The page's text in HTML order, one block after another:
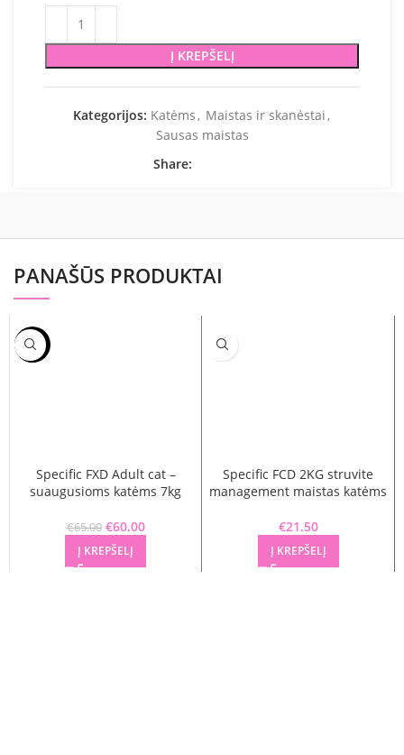
Į KREPŠELĮ
Kategorijos: Katėms , Maistas ir skanėstai ,
Sausas maistas
Share:
PANAŠŪS PRODUKTAI
-8%
Specific FXD Adult cat –
suaugusioms katėms 7kg
€65.00 Original price was: €65.00.
€60.00Current price is: €60.00.
Į KREPŠELĮ
Specific FCD 2KG struvite
management maistas katėms
€21.50
Į KREPŠELĮ